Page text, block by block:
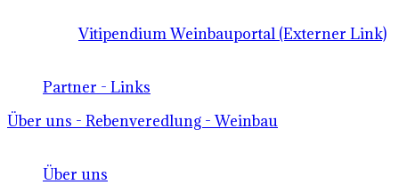
Vitipendium Weinbauportal (Externer Link)
Partner - Links
Über uns - Rebenveredlung - Weinbau
Über uns